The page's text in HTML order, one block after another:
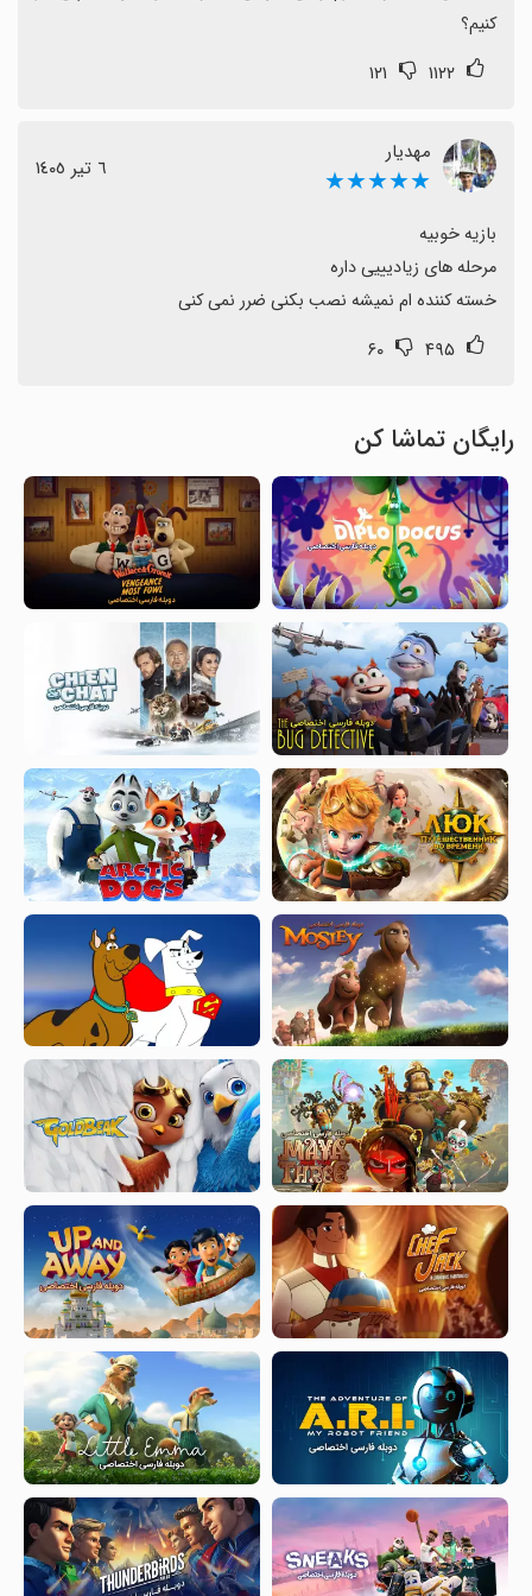
کنیم؟
۱۱۲۲ ۱۲۱
مهدیار
★★★★★ ٦ تیر ١٤٠٥
خسته کننده ام نمیشه نصب بکنی ضرر نمی کنی
۴۹۵ ۶۰
رایگان تماشا کن